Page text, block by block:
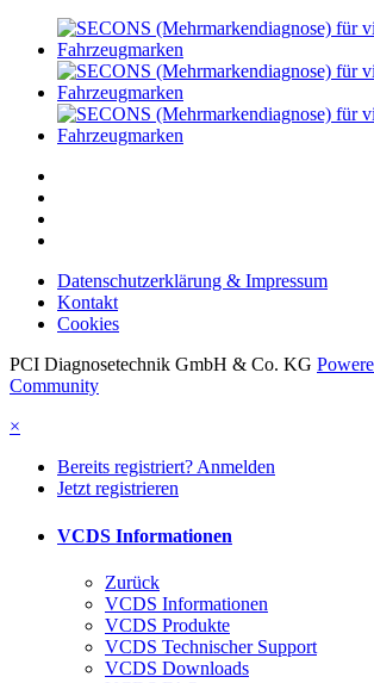
Datenschutzerklärung & Impressum
Kontakt
Cookies
PCI Diagnosetechnik GmbH & Co. KG
Community
×
Bereits registriert? Anmelden
Jetzt registrieren
VCDS Informationen
Zurück
VCDS Informationen
VCDS Produkte
VCDS Technischer Support
VCDS Downloads